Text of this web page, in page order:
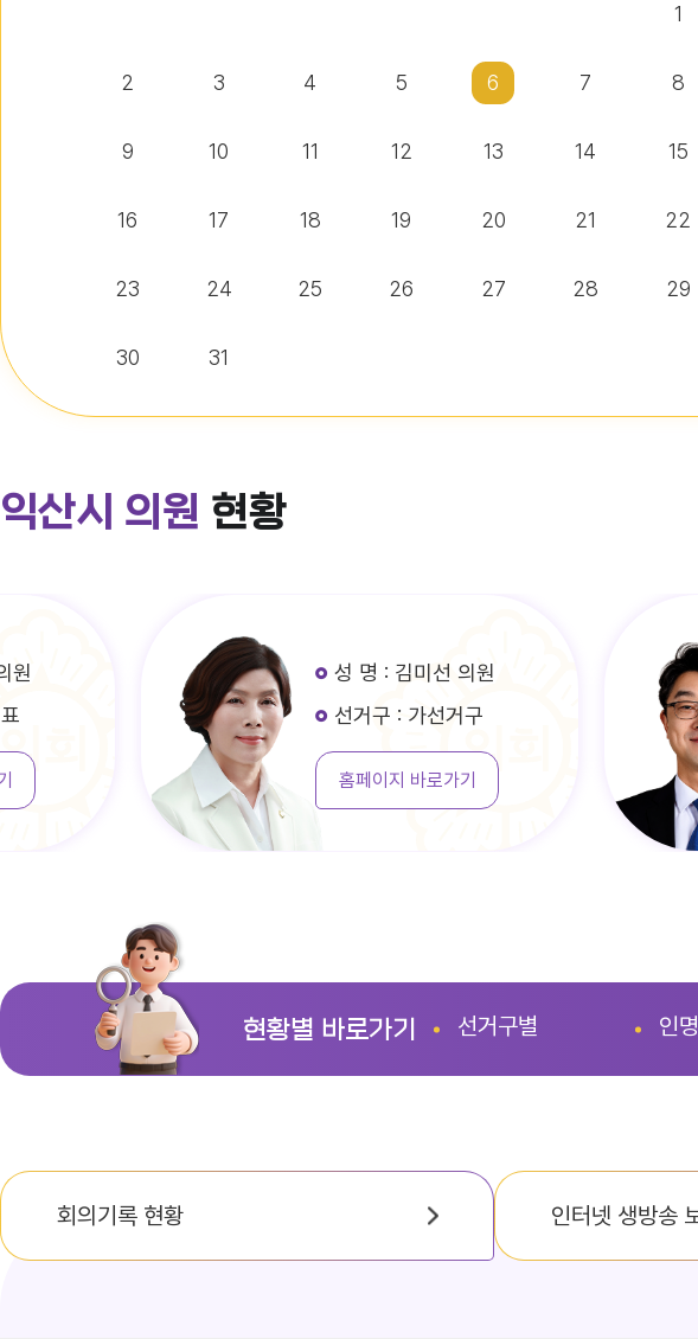
익산시의회 기간제근로자(비서, 행정보조) 채용 공고
1
2 3 4 5 6 7 8
9 10 11 12 13 14 15
16 17 18 19 20 21 22
23 24 25 26 27 28 29
30 31
익산시 의원 현황
성 명 : 김미선 의원
선거구 : 가선거구
홈페이지 바로가기
성
선
홈페
현황별 바로가기 선거구별 인
회의기록 현황 인터넷 생방송